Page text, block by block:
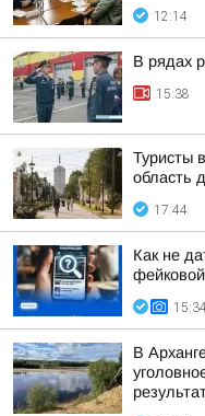
12:14
В рядах
15:38
Туристы
область
17:44
Как не
В